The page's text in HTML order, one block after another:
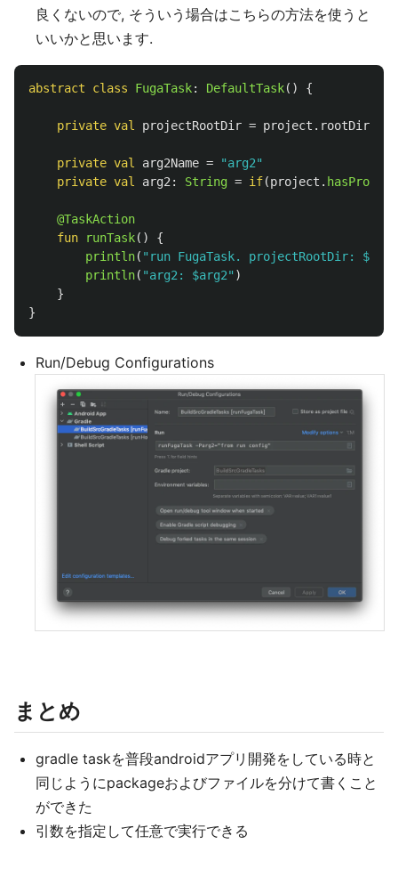
良くないので, そういう場合はこちらの方法を使うと
いいかと思います.
abstract class FugaTask: DefaultTask() {
private val projectRootDir = project . rootDir
private val arg2Name =
"arg2"
private val arg2: String = if(project .
@TaskAction
fun
runTask()
{
println( "run FugaTask. projectRootDir:
println( "arg2: $arg2" )
}
}
Run/Debug Configurations
まとめ
gradle taskを普段androidアプリ開発をしている時と
同じようにpackageおよびファイルを分けて書くこと
ができた
引数を指定して任意で実行できる